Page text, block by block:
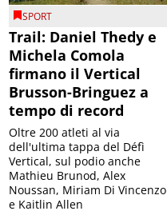
SPORT
Trail: Daniel Thedy e
Michela Comola
firmano il Vertical
Brusson-Bringuez a
tempo di record
Oltre 200 atleti al via
dell'ultima tappa del Défì
Vertical, sul podio anche
Mathieu Brunod, Alex
Noussan, Miriam Di Vincenzo
e Kaitlin Allen